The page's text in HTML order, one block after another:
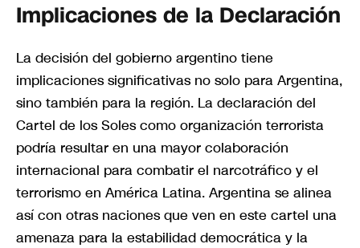
Implicaciones de la Declaración
La decisión del gobierno argentino tiene
implicaciones significativas no solo para Argentina,
sino también para la región. La declaración del
Cartel de los Soles como organización terrorista
podría resultar en una mayor colaboración
internacional para combatir el narcotráfico y el
terrorismo en América Latina. Argentina se alinea
así con otras naciones que ven en este cartel una
amenaza para la estabilidad democrática y la